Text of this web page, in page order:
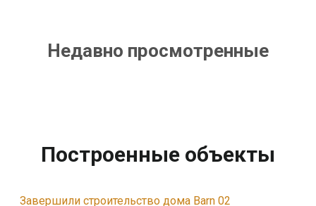
Недавно просмотренные
Построенные объекты
Завершили строительство дома Barn 02